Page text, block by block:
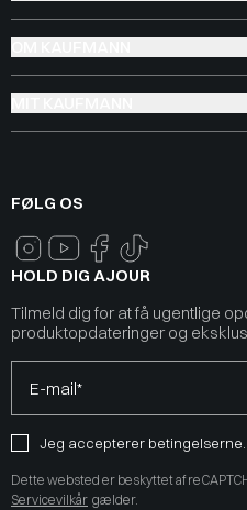
FØLG OS
HOLD DIG AJOUR
Tilmeld dig for at få ugentlige
produktopdateringer og
E-mail*
Jeg accepterer betingelserne.
Dette websted er beskyttet af
Servicevilkår gælder.